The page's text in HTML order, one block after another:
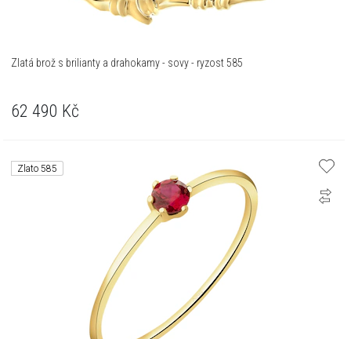
Zlatá brož s brilianty a drahokamy - sovy - ryzost 585
62 490 Kč
Zlato 585